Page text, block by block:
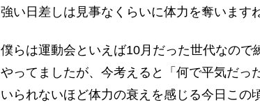
強い日差しは見事なくらいに体力を奪います
僕らは運動会といえば10月だった世代なので
やってましたが、今考えると「何で平気だっ
いられないほど体力の衰えを感じる今日この